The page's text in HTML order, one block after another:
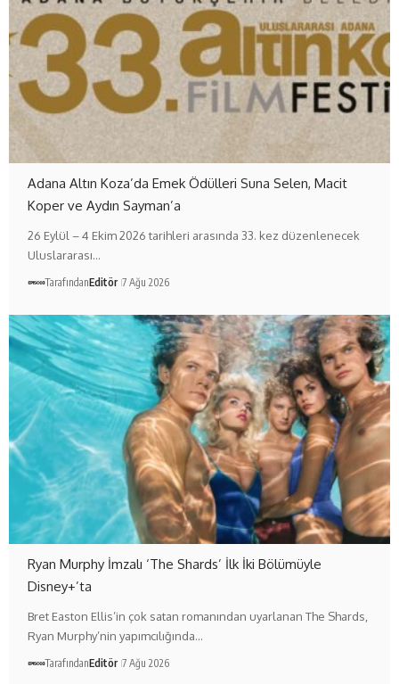
Adana Altın Koza’da Emek Ödülleri Suna Selen, Macit
Koper ve Aydın Sayman’a
26 Eylül – 4 Ekim 2026 tarihleri arasında 33. kez düzenlenecek
Uluslararası…
TarafındanEditör 7 Ağu 2026
Ryan Murphy İmzalı ‘The Shards’ İlk İki Bölümüyle
Disney+’ta
Bret Easton Ellis’in çok satan romanından uyarlanan The Shards,
Ryan Murphy’nin yapımcılığında…
TarafındanEditör 7 Ağu 2026